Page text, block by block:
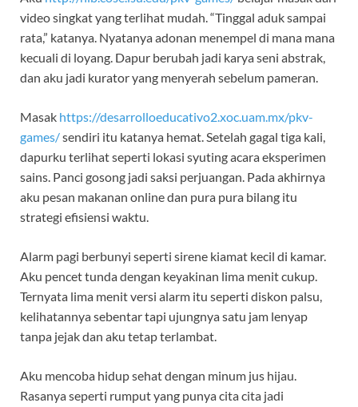
video singkat yang terlihat mudah. “Tinggal aduk sampai
rata,” katanya. Nyatanya adonan menempel di mana mana
kecuali di loyang. Dapur berubah jadi karya seni abstrak,
dan aku jadi kurator yang menyerah sebelum pameran.
Masak https://desarrolloeducativo2.xoc.uam.mx/pkv-
games/sendiri itu katanya hemat. Setelah gagal tiga kali,
dapurku terlihat seperti lokasi syuting acara eksperimen
sains. Panci gosong jadi saksi perjuangan. Pada akhirnya
aku pesan makanan online dan pura pura bilang itu
strategi efisiensi waktu.
Alarm pagi berbunyi seperti sirene kiamat kecil di kamar.
Aku pencet tunda dengan keyakinan lima menit cukup.
Ternyata lima menit versi alarm itu seperti diskon palsu,
kelihatannya sebentar tapi ujungnya satu jam lenyap
tanpa jejak dan aku tetap terlambat.
Aku mencoba hidup sehat dengan minum jus hijau.
Rasanya seperti rumput yang punya cita cita jadi